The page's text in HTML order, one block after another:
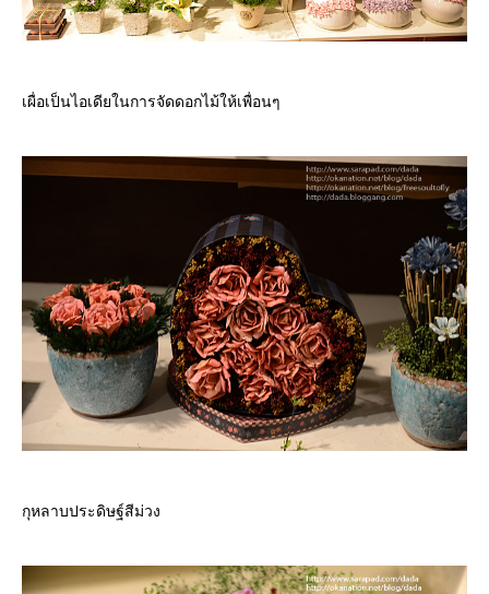
เผื่อเป็นไอเดียในการจัดดอกไม้ให้เพื่อนๆ
กุหลาบประดิษฐ์สีม่วง